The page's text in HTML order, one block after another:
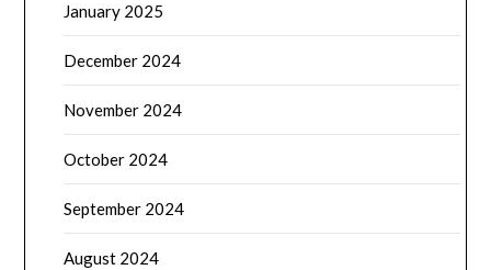
January 2025
December 2024
November 2024
October 2024
September 2024
August 2024